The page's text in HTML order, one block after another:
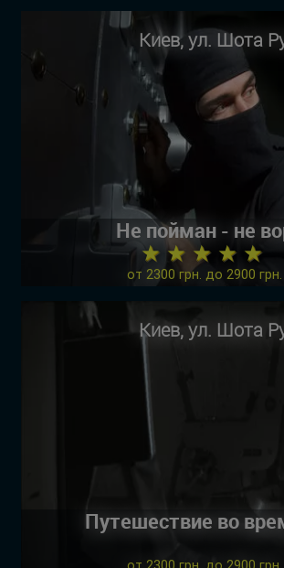
Киев, ул. Шота
Не пойман - не
★ ★ ★ ★ ★
от 2300 грн. до 2900 грн.
Киев, ул. Шота
Путешествие во